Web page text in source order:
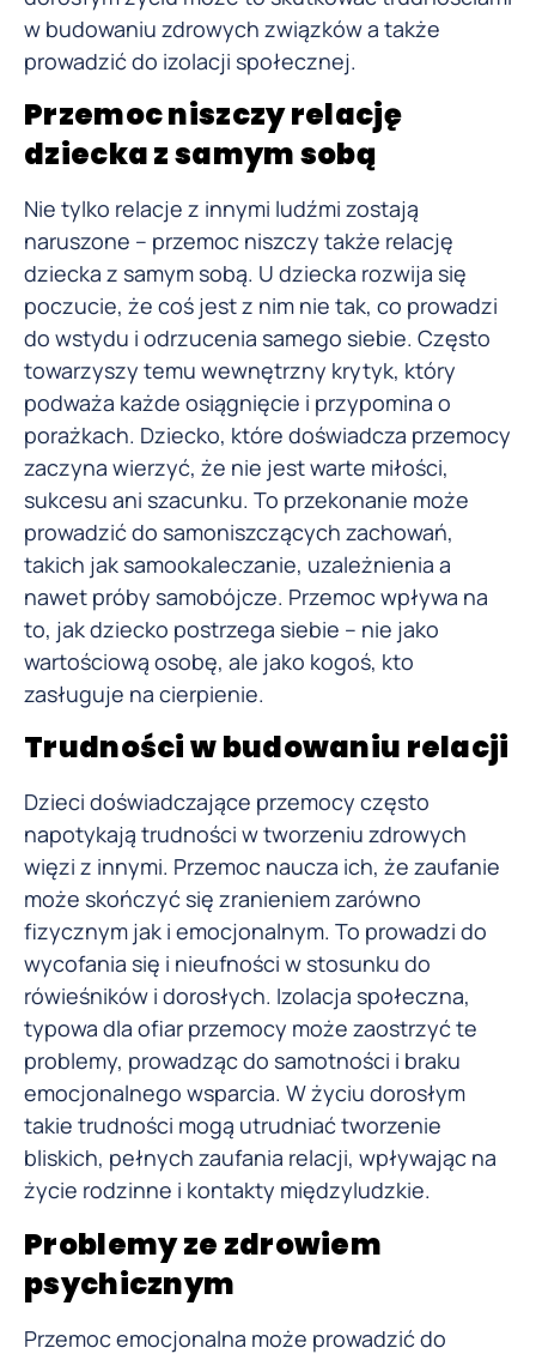
w budowaniu zdrowych związków a także
prowadzić do izolacji społecznej.
Przemoc niszczy relację
dziecka z samym sobą
Nie tylko relacje z innymi ludźmi zostają
naruszone – przemoc niszczy także relację
dziecka z samym sobą. U dziecka rozwija się
poczucie, że coś jest z nim nie tak, co prowadzi
do wstydu i odrzucenia samego siebie. Często
towarzyszy temu wewnętrzny krytyk, który
podważa każde osiągnięcie i przypomina o
porażkach. Dziecko, które doświadcza przemocy
zaczyna wierzyć, że nie jest warte miłości,
sukcesu ani szacunku. To przekonanie może
prowadzić do samoniszczących zachowań,
takich jak samookaleczanie, uzależnienia a
nawet próby samobójcze. Przemoc wpływa na
to, jak dziecko postrzega siebie – nie jako
wartościową osobę, ale jako kogoś, kto
zasługuje na cierpienie.
Trudności w budowaniu relacji
Dzieci doświadczające przemocy często
napotykają trudności w tworzeniu zdrowych
więzi z innymi. Przemoc naucza ich, że zaufanie
może skończyć się zranieniem zarówno
fizycznym jak i emocjonalnym. To prowadzi do
wycofania się i nieufności w stosunku do
rówieśników i dorosłych. Izolacja społeczna,
typowa dla ofiar przemocy może zaostrzyć te
problemy, prowadząc do samotności i braku
emocjonalnego wsparcia. W życiu dorosłym
takie trudności mogą utrudniać tworzenie
bliskich, pełnych zaufania relacji, wpływając na
życie rodzinne i kontakty międzyludzkie.
Problemy ze zdrowiem
psychicznym
Przemoc emocjonalna może prowadzić do